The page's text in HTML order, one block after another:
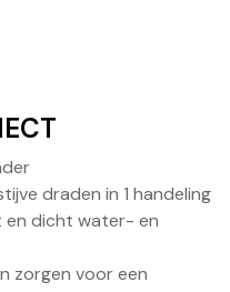
draden in 1 handeling
en dicht water- en
zorgen voor een